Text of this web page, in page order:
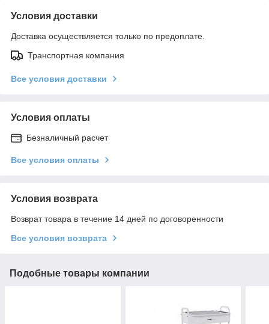
Условия доставки
Доставка осуществляется только по предоплате.
Транспортная компания
Все условия доставки
Условия оплаты
Безналичный расчет
Все условия оплаты
Условия возврата
Возврат товара в течение 14 дней по договоренности
Все условия возврата
Подобные товары компании